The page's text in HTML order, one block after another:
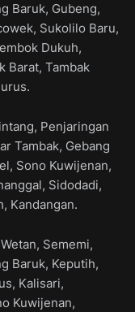
Baruk, Gubeng,
Sukolilo Baru,
Dukuh,
Barat, Tambak
Penjaringan
Tambak, Gebang
Sono Kuwijenan,
Sidodadi,
Kandangan.
Sememi,
Baruk, Keputih,
Kalisari,
Kuwijenan,